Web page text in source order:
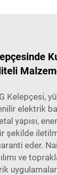
Kelepçesi,
elektrik
yapısı,
şekilde
eder.
ve